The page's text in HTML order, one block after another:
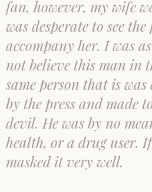
fan, however, my wife
was desperate to see
accompany her. I was
not believe this man in
same person that is
by the press and made
devil. He was by no
health, or a drug user.
masked it very well.